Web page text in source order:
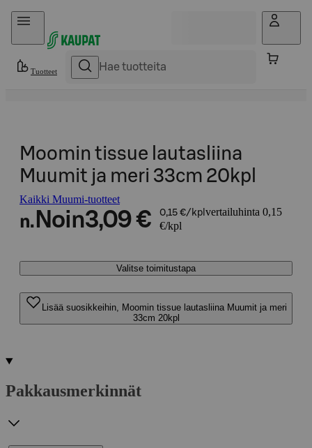
Hyppää sisältöön
Tuotteet
Moomin tissue lautasliina
Muumit ja meri 33cm 20kpl
Kaikki Muumi-tuotteet
n. Noin3,09 € 0,15 €/kpl vertailuhinta 0,15
€/kpl
Valitse toimitustapa
Lisää suosikkeihin, Moomin tissue lautasliina Muumit ja meri
33cm 20kpl
Pakkausmerkinnät